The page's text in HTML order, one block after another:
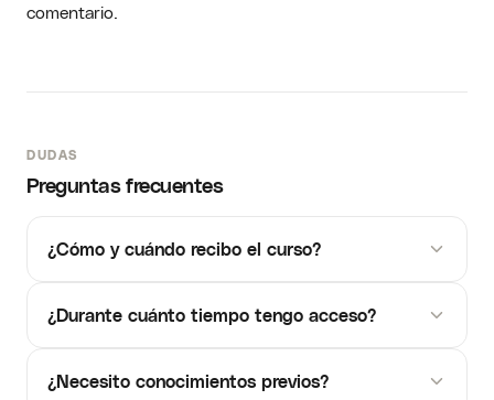
comentario.
DUDAS
Preguntas frecuentes
¿Cómo y cuándo recibo el curso?
¿Durante cuánto tiempo tengo acceso?
¿Necesito conocimientos previos?